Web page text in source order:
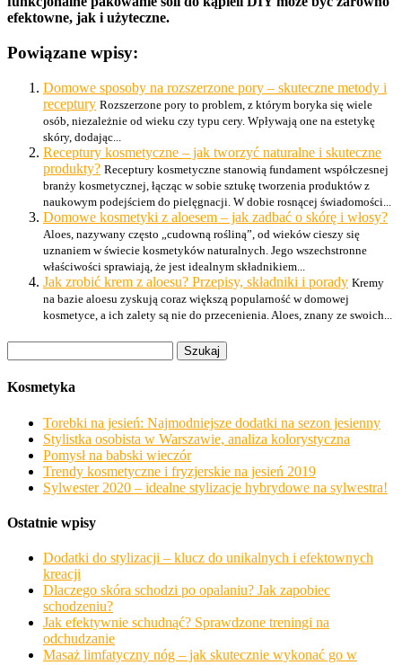
efektowne, jak i użyteczne.
Powiązane wpisy:
Domowe sposoby na rozszerzone pory – skuteczne metody i
receptury Rozszerzone pory to problem, z którym boryka się wiele
osób, niezależnie od wieku czy typu cery. Wpływają one na estetykę
skóry, dodając...
Receptury kosmetyczne – jak tworzyć naturalne i skuteczne
produkty? Receptury kosmetyczne stanowią fundament współczesnej
branży kosmetycznej, łącząc w sobie sztukę tworzenia produktów z
naukowym podejściem do pielęgnacji. W dobie rosnącej świadomości...
Domowe kosmetyki z aloesem – jak zadbać o skórę i włosy?
Aloes, nazywany często „cudowną rośliną”, od wieków cieszy się
uznaniem w świecie kosmetyków naturalnych. Jego wszechstronne
właściwości sprawiają, że jest idealnym składnikiem...
Jak zrobić krem z aloesu? Przepisy, składniki i porady Kremy
na bazie aloesu zyskują coraz większą popularność w domowej
kosmetyce, a ich zalety są nie do przecenienia. Aloes, znany ze swoich...
Kosmetyka
Torebki na jesień: Najmodniejsze dodatki na sezon jesienny
Stylistka osobista w Warszawie, analiza kolorystyczna
Pomysł na babski wieczór
Trendy kosmetyczne i fryzjerskie na jesień 2019
Sylwester 2020 – idealne stylizacje hybrydowe na sylwestra!
Ostatnie wpisy
Dodatki do stylizacji – klucz do unikalnych i efektownych
kreacji
Dlaczego skóra schodzi po opalaniu? Jak zapobiec
schodzeniu?
Jak efektywnie schudnąć? Sprawdzone treningi na
odchudzanie
Masaż limfatyczny nóg – jak skutecznie wykonać go w